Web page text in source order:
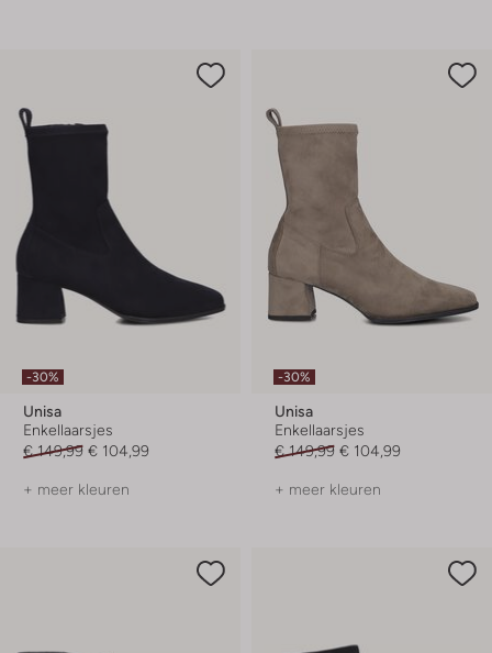
-30%
Unisa
Enkellaarsjes
€ 149,99 € 104,99
+ meer kleuren
-30%
Unisa
Enkellaarsjes
€ 149,99 € 104,99
+ meer kleuren